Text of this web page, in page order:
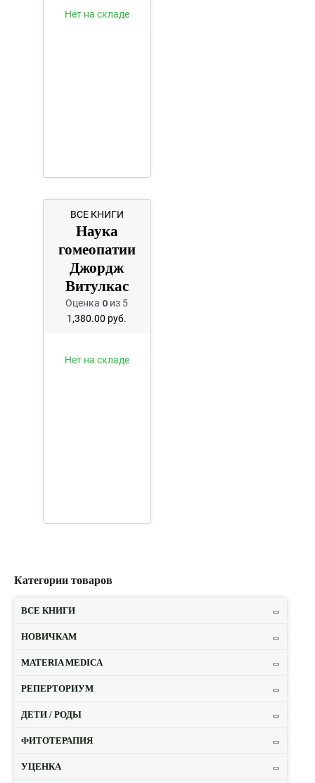
Категории товаров
ВСЕ КНИГИ
НОВИЧКАМ
MATERIA MEDICA
РЕПЕРТОРИУМ
ДЕТИ / РОДЫ
ФИТОТЕРАПИЯ
УЦЕНКА
Нет на складе
Нет на складе
ВСЕ КНИГИ
Наука
гомеопатии
Джордж
Витулкас
Оценка 0 из 5
1,380.00 руб.